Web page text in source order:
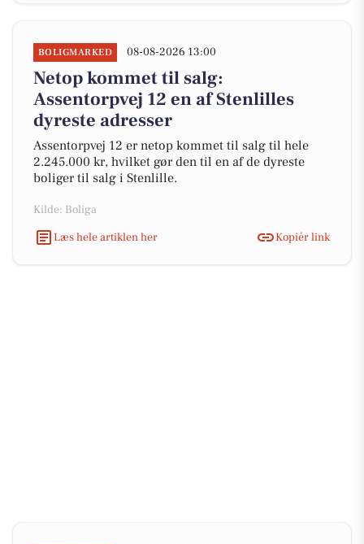
BOLIGMARKED 08-08-2026 13:00
Netop kommet til salg:
Assentorpvej 12 en af Stenlilles
dyreste adresser
Assentorpvej 12 er netop kommet til salg til hele
2.245.000 kr, hvilket gør den til en af de dyreste
boliger til salg i Stenlille.
Kilde: Boliga
Læs hele artiklen her
Kopiér link